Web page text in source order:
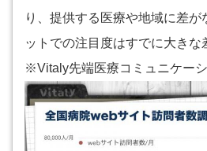
り、提供する医療や地域に差
ットでの注目度はすでに大きな
※Vitaly先端医療コミュニケー